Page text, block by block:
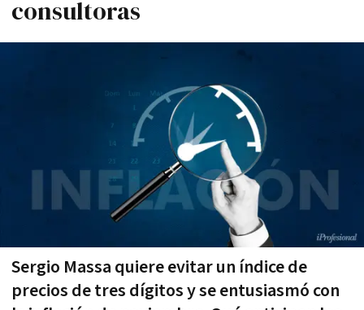
consultoras
Sergio Massa quiere evitar un índice de
precios de tres dígitos y se entusiasmó con